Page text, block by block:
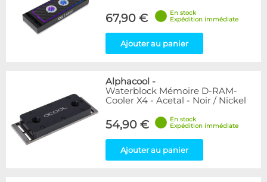
67,90 €
En stock
Expédition immédiate
Ajouter au panier
Alphacool -
Waterblock Mémoire D-RAM-
Cooler X4 - Acetal - Noir / Nickel
54,90 €
En stock
Expédition immédiate
Ajouter au panier